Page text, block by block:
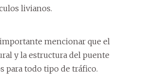
livianos.
mencionar que el
y la estructura del puente
para todo tipo de tráfico.